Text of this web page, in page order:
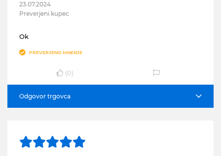
23.07.2024
Preverjeni kupec
Ok
PREVERJENO MNENJE
(0)
Odgovor trgovca